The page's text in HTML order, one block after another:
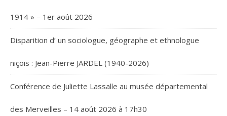
1914 » – 1er août 2026
Disparition d’ un sociologue, géographe et ethnologue
niçois : Jean-Pierre JARDEL (1940-2026)
Conférence de Juliette Lassalle au musée départemental
des Merveilles – 14 août 2026 à 17h30